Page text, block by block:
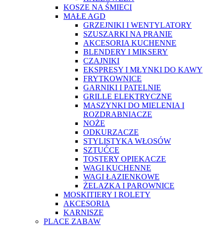
KOSZE NA ŚMIECI
MAŁE AGD
GRZEJNIKI I WENTYLATORY
SZUSZARKI NA PRANIE
AKCESORIA KUCHENNE
BLENDERY I MIKSERY
CZAJNIKI
EKSPRESY I MŁYNKI DO KAWY
FRYTKOWNICE
GARNIKI I PATELNIE
GRILLE ELEKTRYCZNE
MASZYNKI DO MIELENIA I
ROZDRABNIACZE
NOŻE
ODKURZACZE
STYLISTYKA WŁOSÓW
SZTUĆCE
TOSTERY OPIEKACZE
WAGI KUCHENNE
WAGI ŁAZIENKOWE
ŻELAZKA I PAROWNICE
MOSKITIERY I ROLETY
AKCESORIA
KARNISZE
PLACE ZABAW